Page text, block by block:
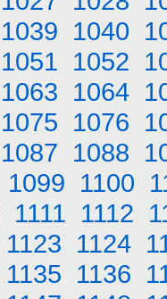
1039 1040
1051 1052
1063 1064
1075 1076
1087 1088
1099 1100
1111 1112
1123 1124
1135 1136